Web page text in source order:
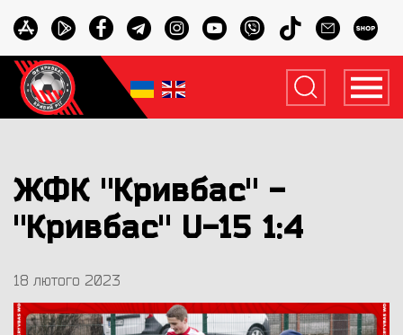
ЖФК "Кривбас" -
"Кривбас" U-15 1:4
18 лютого 2023